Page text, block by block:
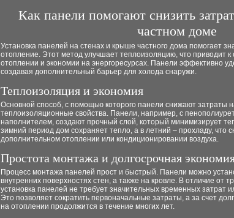
Как панели помогают снизить
частном доме
Установка панелей на стенах и крыше частного дома помогает
отопление. Этот метод улучшает теплоизоляцию, что приводит
отоплении и экономии на энергоресурсах. Панели эффективно
создавая дополнительный барьер для холода снаружи.
Теплоизоляция и экономия
Основной способ, с помощью которого панели снижают затраты
теплоизоляционные свойства. Панели, например, с
наполнителем, создают прочный слой, который минимизирует
зимний период дом сохраняет тепло, а в летний – прохладу, что
дополнительном отоплении или кондиционировании воздуха.
Простота монтажа и долгосрочная
Процесс монтажа панелей прост и быстрый. Панели можно
внутренних поверхностях стен, а также на кровле. В отличие от
установка панелей не требует значительных временных затрат
Это позволяет сократить первоначальные затраты, а за счет
на отоплении продолжится в течение многих лет.